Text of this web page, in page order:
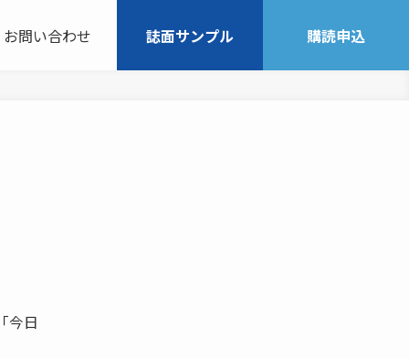
お問い合わせ 誌面サンプル 購読申込
今日